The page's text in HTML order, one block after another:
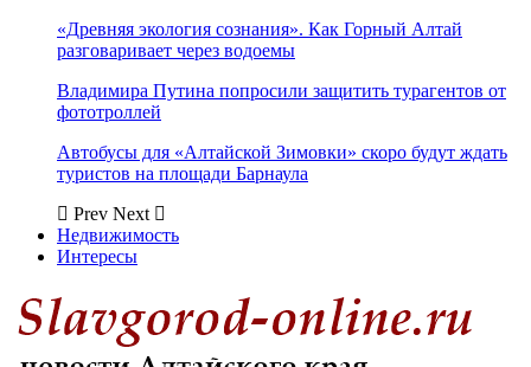
«Древняя экология сознания». Как Горный Алтай
разговаривает через водоемы
Владимира Путина попросили защитить турагентов от
фототроллей
Автобусы для «Алтайской Зимовки» скоро будут ждать
туристов на площади Барнаула
Prev Next
Недвижимость
Интересы